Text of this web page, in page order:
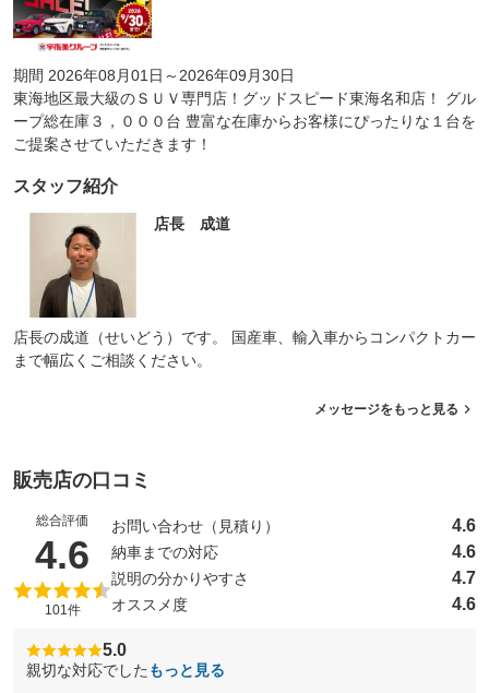
期間 2026年08月01日～2026年09月30日
東海地区最大級のＳＵＶ専門店！グッドスピード東海名和店！ グル
ープ総在庫３，０００台 豊富な在庫からお客様にぴったりな１台を
ご提案させていただきます！
スタッフ紹介
店長 成道
店長の成道（せいどう）です。 国産車、輸入車からコンパクトカー
まで幅広くご相談ください。
メッセージをもっと見る
販売店の口コミ
総合評価
4.6 （5点満点中）
101件
お問い合わせ（見積り） 4.6
納車までの対応 4.6
説明の分かりやすさ 4.7
オススメ度 4.6
5.0
親切な対応でした もっと見る